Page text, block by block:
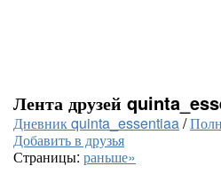
Лента друзей
Дневник quinta_essentiaa/
Добавить в друзья
Страницы: раньше»